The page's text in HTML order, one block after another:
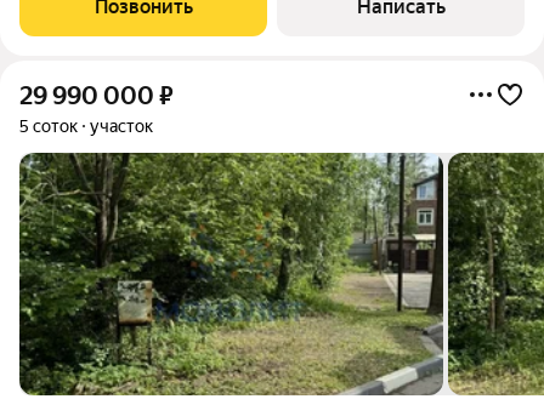
магистральный по границе
Позвонить Написать
29 990 000 ₽
5 соток участок